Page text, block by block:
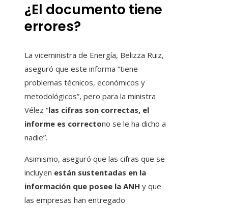
¿El documento tiene
errores?
La viceministra de Energía, Belizza Ruiz,
aseguró que este informa “tiene
problemas técnicos, económicos y
metodológicos”, pero para la ministra
Vélez “las cifras son correctas, el
informe es correctono se le ha dicho a
nadie”.
Asimismo, aseguró que las cifras que se
incluyen están sustentadas en la
información que posee la ANH y que
las empresas han entregado